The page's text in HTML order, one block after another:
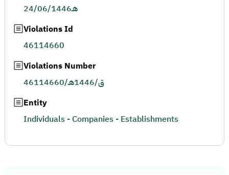
24/06/1446هـ
Violations Id
46114660
Violations Number
46114660/ق/1446هـ
Entity
Individuals - Companies - Establishments